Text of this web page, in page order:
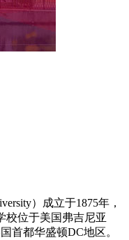
）成立于1875年，
校位于美国弗吉尼亚
首都华盛顿DC地区。